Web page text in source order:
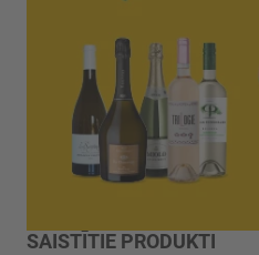
SAISTĪTIE PRODUKTI